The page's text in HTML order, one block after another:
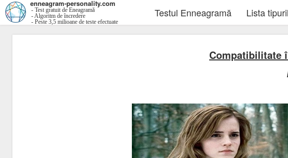
enneagram-personality.com
- Test gratuit de Eneagramă
- Algoritm de încredere
- Peste 3,5 milioane de teste efectuate
Testul Enneagramă Lista
Compatibilitate